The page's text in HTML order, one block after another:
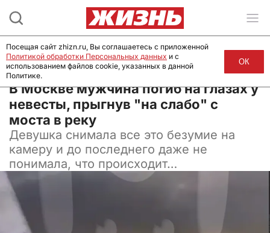
10 июля 2024, 17:30
В Москве мужчина погиб на глазах у
невесты, прыгнув "на слабо" с
моста в реку
Девушка снимала все это безумие на
камеру и до последнего даже не
понимала, что происходит…
Посещая сайт zhizn.ru, Вы соглашаетесь с приложенной
Политикой обработки Персональных данных и с
использованием файлов cookie, указанных в данной
Политике.
ОК